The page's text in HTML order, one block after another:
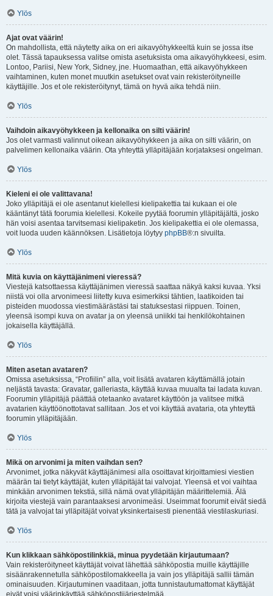
Ylös
Ajat ovat väärin!
On mahdollista, että näytetty aika on eri aikavyöhykkeeltä kuin se jossa itse
olet. Tässä tapauksessa valitse omista asetuksista oma aikavyöhykkeesi, esim.
Lontoo, Pariisi, New York, Sidney, jne. Huomaathan, että aikavyöhykkeen
vaihtaminen, kuten monet muutkin asetukset ovat vain rekisteröityneille
käyttäjille. Jos et ole rekisteröitynyt, tämä on hyvä aika tehdä niin.
Ylös
Vaihdoin aikavyöhykkeen ja kellonaika on silti väärin!
Jos olet varmasti valinnut oikean aikavyöhykkeen ja aika on silti väärin, on
palvelimen kellonaika väärin. Ota yhteyttä ylläpitäjään korjataksesi ongelman.
Ylös
Kieleni ei ole valittavana!
Joko ylläpitäjä ei ole asentanut kielellesi kielipakettia tai kukaan ei ole
kääntänyt tätä foorumia kielellesi. Kokeile pyytää foorumin ylläpitäjältä, josko
hän voisi asentaa tarvitsemasi kielipaketin. Jos kielipakettia ei ole olemassa,
voit luoda uuden käännöksen. Lisätietoja löytyy phpBB®:n sivuilta.
Ylös
Mitä kuvia on käyttäjänimeni vieressä?
Viestejä katsottaessa käyttäjänimen vieressä saattaa näkyä kaksi kuvaa. Yksi
niistä voi olla arvonimeesi liitetty kuva esimerkiksi tähtien, laatikoiden tai
pisteiden muodossa viestimäärästäsi tai statuksestasi riippuen. Toinen,
yleensä isompi kuva on avatar ja on yleensä uniikki tai henkilökohtainen
jokaisella käyttäjällä.
Ylös
Miten asetan avataren?
Omissa asetuksissa, “Profiilin” alla, voit lisätä avataren käyttämällä jotain
neljästä tavasta: Gravatar, galleriasta, käyttää kuvaa muualta tai ladata kuvan.
Foorumin ylläpitäjä päättää otetaanko avataret käyttöön ja valitsee mitkä
avatarien käyttöönottotavat sallitaan. Jos et voi käyttää avataria, ota yhteyttä
foorumin ylläpitäjään.
Ylös
Mikä on arvonimi ja miten vaihdan sen?
Arvonimet, jotka näkyvät käyttäjänimesi alla osoittavat kirjoittamiesi viestien
määrän tai tietyt käyttäjät, kuten ylläpitäjät tai valvojat. Yleensä et voi vaihtaa
minkään arvonimen tekstiä, sillä nämä ovat ylläpitäjän määrittelemiä. Älä
kirjoita viestejä vain parantaaksesi arvonimeäsi. Useimmat foorumit eivät siedä
tätä ja valvojat tai ylläpitäjät voivat yksinkertaisesti pienentää viestilaskuriasi.
Ylös
Kun klikkaan sähköpostilinkkiä, minua pyydetään kirjautumaan?
Vain rekisteröityneet käyttäjät voivat lähettää sähköpostia muille käyttäjille
sisäänrakennetulla sähköpostilomakkeella ja vain jos ylläpitäjä sallii tämän
ominaisuuden. Kirjautuminen vaaditaan, jotta tunnistautumattomat käyttäjät
eivät voisi väärinkäyttää sähköpostijärjestelmää.